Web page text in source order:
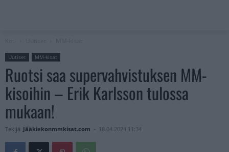
Uutiset MM-kisat
Ruotsi saa supervahvistuksen MM-
kisoihin – Erik Karlsson tulossa
mukaan!
Tekijä Jääkiekonmmkisat.com - 18.04.2024 11:34